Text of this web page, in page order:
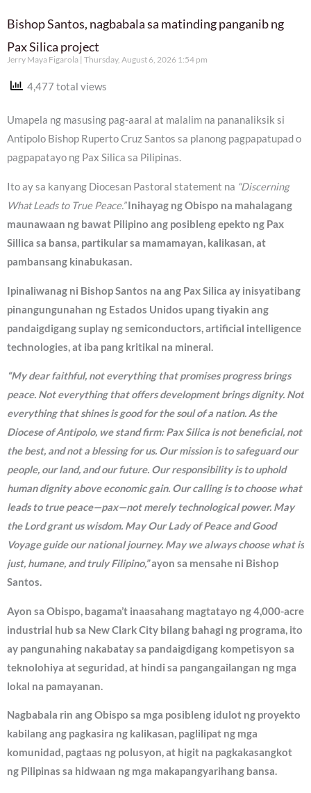
Bishop Santos, nagbabala sa matinding panganib ng
Pax Silica project
Jerry Maya Figarola Thursday, August 6, 2026 1:54 pm
4,477 total views
Umapela ng masusing pag-aaral at malalim na pananaliksik si
Antipolo Bishop Ruperto Cruz Santos sa planong pagpapatupad o
pagpapatayo ng Pax Silica sa Pilipinas.
Ito ay sa kanyang Diocesan Pastoral statement na “Discerning
What Leads to True Peace.”Inihayag ng Obispo na mahalagang
maunawaan ng bawat Pilipino ang posibleng epekto ng Pax
Sillica sa bansa, partikular sa mamamayan, kalikasan, at
pambansang kinabukasan.
Ipinaliwanag ni Bishop Santos na ang Pax Silica ay inisyatibang
pinangungunahan ng Estados Unidos upang tiyakin ang
pandaigdigang suplay ng semiconductors, artificial intelligence
technologies, at iba pang kritikal na mineral.
“My dear faithful, not everything that promises progress brings
peace. Not everything that offers development brings dignity. Not
everything that shines is good for the soul of a nation. As the
Diocese of Antipolo, we stand firm: Pax Silica is not beneficial, not
the best, and not a blessing for us. Our mission is to safeguard our
people, our land, and our future. Our responsibility is to uphold
human dignity above economic gain. Our calling is to choose what
leads to true peace—pax—not merely technological power. May
the Lord grant us wisdom. May Our Lady of Peace and Good
Voyage guide our national journey. May we always choose what is
just, humane, and truly Filipino,”ayon sa mensahe ni Bishop
Santos.
Ayon sa Obispo, bagama’t inaasahang magtatayo ng 4,000-acre
industrial hub sa New Clark City bilang bahagi ng programa, ito
ay pangunahing nakabatay sa pandaigdigang kompetisyon sa
teknolohiya at seguridad, at hindi sa pangangailangan ng mga
lokal na pamayanan.
Nagbabala rin ang Obispo sa mga posibleng idulot ng proyekto
kabilang ang pagkasira ng kalikasan, paglilipat ng mga
komunidad, pagtaas ng polusyon, at higit na pagkakasangkot
ng Pilipinas sa hidwaan ng mga makapangyarihang bansa.